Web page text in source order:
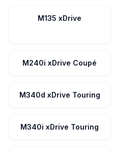
M135 xDrive
M240i xDrive Coupé
M340d xDrive Touring
M340i xDrive Touring